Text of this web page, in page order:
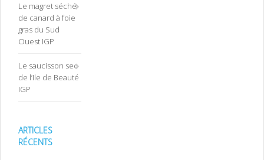
Le magret séché
de canard à foie
gras du Sud
Ouest IGP
Le saucisson sec
de l’Ile de Beauté
IGP
ARTICLES
RÉCENTS